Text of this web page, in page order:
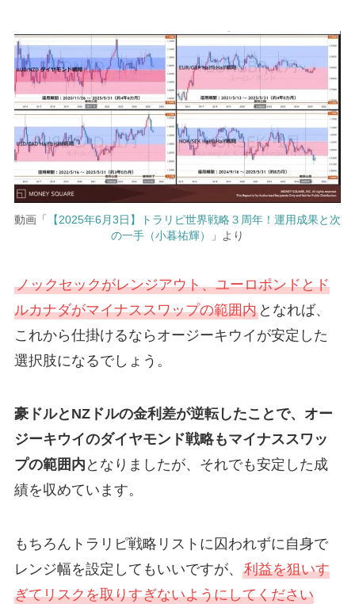
動画「
【2025年6月3日】トラリピ世界戦略３周年！運用成果と次
の一手（小暮祐輝）
」より
ノックセックがレンジアウト、ユーロポンドとド
ルカナダがマイナススワップの範囲内となれば、
これから仕掛けるならオージーキウイが安定した
選択肢になるでしょう。
豪ドルとNZドルの金利差が逆転したことで、オー
ジーキウイのダイヤモンド戦略もマイナススワッ
プの範囲内 となりましたが、それでも安定した成
績を収めています。
もちろんトラリピ戦略リストに囚われずに自身で
レンジ幅を設定してもいいですが、 利益を狙いす
ぎてリスクを取りすぎないようにしてください